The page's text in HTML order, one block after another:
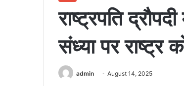
राष्ट्रपति
संध्या पर राष्ट्र
admin August 14, 2025